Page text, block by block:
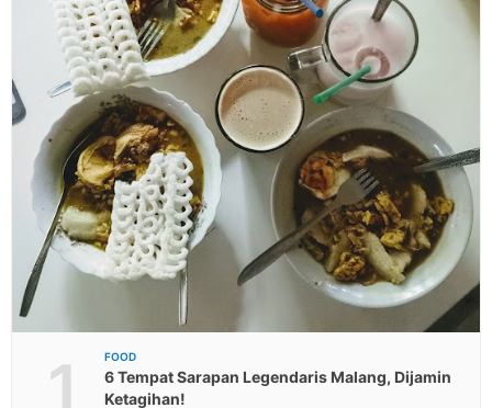
1 FOOD
6 Tempat Sarapan Legendaris Malang, Dijamin
Ketagihan!